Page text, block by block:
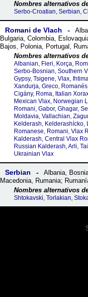
Serbo-Croatian, Serbian,
Romani de Vlach
Bulgaria, Colombia,
Bajos, Polonia, Portugal ,
Albanian, Fieri, Korça,
Serbo-Bosnian, Southern
Gypsy, Tsigene, Vlax,
Xandurja, Greco,
Cigány, Roma, Italian
Mexican Vlax, Norwegian
Romani, Gabor, Ghagar,
Moldavia, Vallachian,
Kelderash, Kelderashícko,
Romanese, Romani, Vlax
Kalderash, Central Vlax
Russian Kalderash, Arli,
Ukrainian Vlax
Serbian Albania,
Macedonia, Rumania;
Shtokavski, Torlakian,